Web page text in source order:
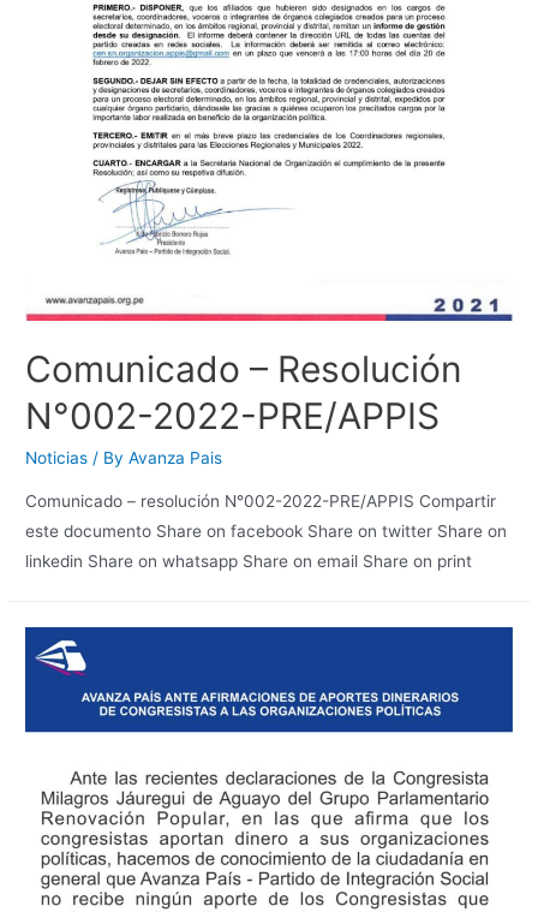
Comunicado – Resolución
N°002-2022-PRE/APPIS
Noticias / ByAvanza Pais
Comunicado – resolución N°002-2022-PRE/APPIS Compartir
este documento Share on facebook Share on twitter Share on
linkedin Share on whatsapp Share on email Share on print